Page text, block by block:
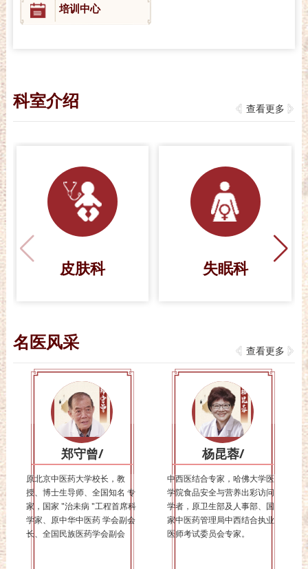
培训中心
科室介绍 查看更多
皮肤科 失眠科
名医风采 查看更多
郑守曾/
原北京中医药大学校长，教
授、博士生导师、全国知名 专
家，国家 "治未病 "工程首席科
学家、原中华中医药 学会副会
长、全国民族医药学会副会
杨昆蓉/
中西医结合专家，哈佛大学医
学院食品安全与营养出彩访问
学者，原卫生部及人事部、国
家中医药管理局中西结合执业
医师考试委员会专家。